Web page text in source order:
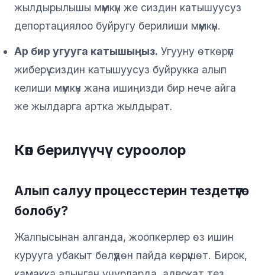
жылдырылышы мүмкүн же сиздин катышуусуз
депортациялоо буйругу берилиши мүмкүн.
Ар бир угууга катышыңыз. Угууну өткөрүп
жиберүү сиздин катышуусуз буйрукка алып
келиши мүмкүн жана ишиңизди бир нече айга
же жылдарга артка жылдырат.
Көп берилүүчү суроолор
Алып салуу процесстерин тездетүүгө
болобу?
Жалпысынан алганда, жоопкерлер өз ишин
курууга убакыт бөлүүдөн пайда көрүшөт. Бирок,